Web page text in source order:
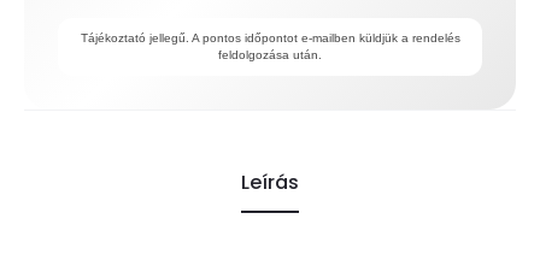
Tájékoztató jellegű. A pontos időpontot e-mailben küldjük a rendelés
feldolgozása után.
Leírás